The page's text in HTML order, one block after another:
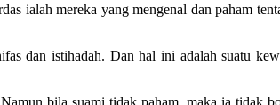
ialah mereka yang mengenal dan paham
dan istihadah. Dan hal ini adalah suatu
bila suami tidak paham, maka ia tidak